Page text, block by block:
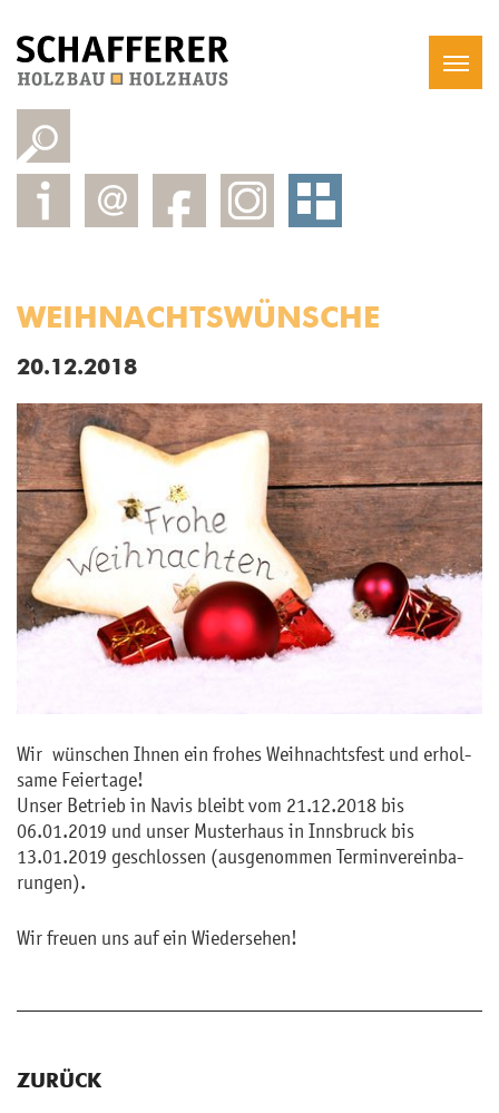
WEIHNACHTSWÜNSCHE
20.12.2018
Wir wün­schen Ihnen ein fro­hes Weih­nachts­fest und er­hol­
sa­me Fei­er­ta­ge!
Unser Be­trieb in Navis bleibt vom 21.12.2018 bis
06.01.2019 und unser Mus­ter­haus in Inns­bruck bis
13.01.2019 ge­schlos­sen (aus­ge­nom­men Ter­min­ver­ein­ba­
run­gen).
Wir freu­en uns auf ein Wie­der­se­hen!
ZURÜCK